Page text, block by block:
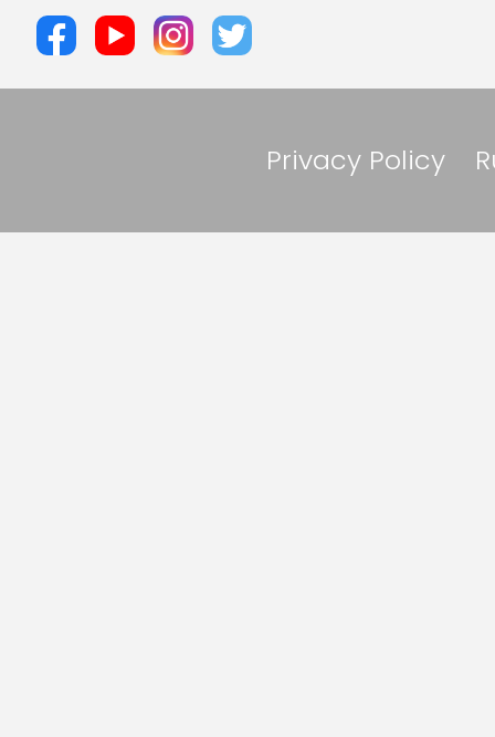
Privacy Policy